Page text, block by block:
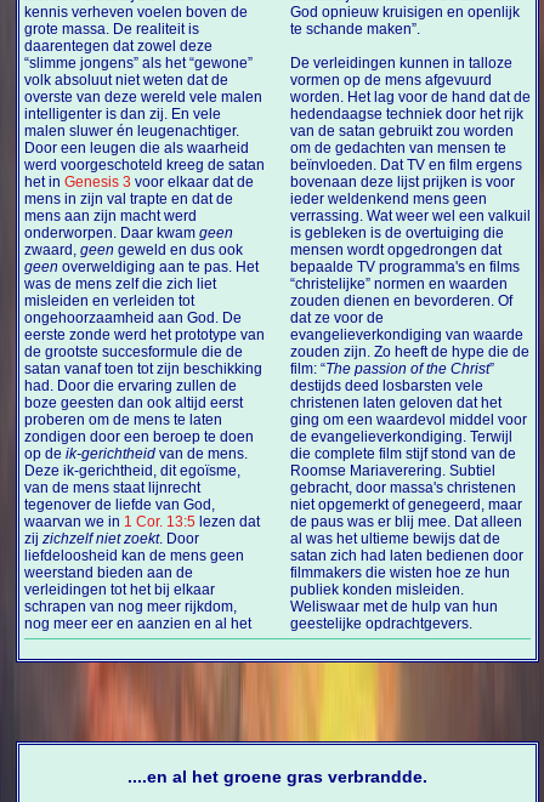
kennis verheven voelen boven de
grote massa. De realiteit is
daarentegen dat zowel deze
“slimme jongens” als het “gewone”
volk absoluut niet weten dat de
overste van deze wereld vele malen
intelligenter is dan zij. En vele
malen sluwer én leugenachtiger.
Door een leugen die als waarheid
werd voorgeschoteld kreeg de satan
het in
Genesis 3 voor elkaar dat de
mens in zijn val trapte en dat de
mens aan zijn macht werd
onderworpen. Daar kwamgeen
zwaard,geen geweld en dus ook
geen overweldiging aan te pas. Het
was de mens zelf die zich liet
misleiden en verleiden tot
ongehoorzaamheid aan God. De
eerste zonde werd het prototype van
de grootste succesformule die de
satan vanaf toen tot zijn beschikking
had. Door die ervaring zullen de
boze geesten dan ook altijd eerst
proberen om de mens te laten
zondigen door een beroep te doen
op deik-gerichtheid van de mens.
Deze ik-gerichtheid, dit egoïsme,
van de mens staat lijnrecht
tegenover de liefde van God,
waarvan we in 1 Cor. 13:5 lezen dat
zijzichzelf niet zoekt. Door
liefdeloosheid kan de mens geen
weerstand bieden aan de
verleidingen tot het bij elkaar
schrapen van nog meer rijkdom,
nog meer eer en aanzien en al het
God opnieuw kruisigen en openlijk
te schande maken”.
De verleidingen kunnen in talloze
vormen op de mens afgevuurd
worden. Het lag voor de hand dat de
hedendaagse techniek door het rijk
van de satan gebruikt zou worden
om de gedachten van mensen te
beïnvloeden. Dat TV en film ergens
bovenaan deze lijst prijken is voor
ieder weldenkend mens geen
verrassing. Wat weer wel een valkuil
is gebleken is de overtuiging die
mensen wordt opgedrongen dat
bepaalde TV programma's en films
“christelijke” normen en waarden
zouden dienen en bevorderen. Of
dat ze voor de
evangelieverkondiging van waarde
zouden zijn. Zo heeft de hype die de
film: “The passion of the Christ”
destijds deed losbarsten vele
christenen laten geloven dat het
ging om een waardevol middel voor
de evangelieverkondiging. Terwijl
die complete film stijf stond van de
Roomse Mariaverering. Subtiel
gebracht, door massa's christenen
niet opgemerkt of genegeerd, maar
de paus was er blij mee. Dat alleen
al was het ultieme bewijs dat de
satan zich had laten bedienen door
filmmakers die wisten hoe ze hun
publiek konden misleiden.
Weliswaar met de hulp van hun
geestelijke opdrachtgevers.
....en al het groene gras verbrandde.